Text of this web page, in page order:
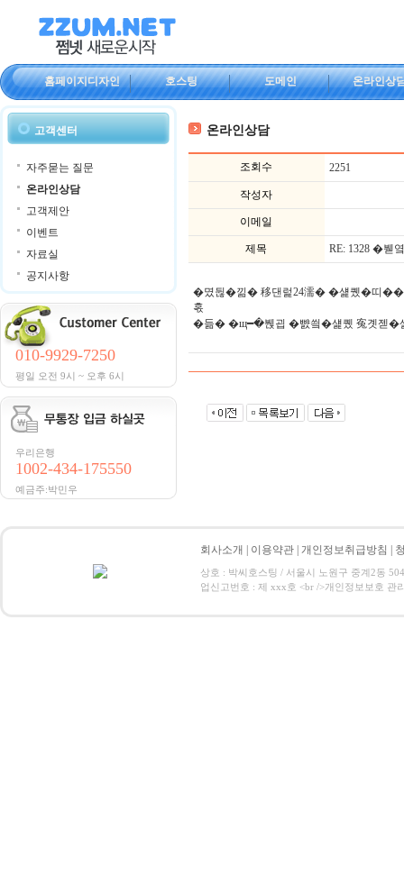
홈페이지디자인 호스팅 도메인 온라인상
고객센터
자주묻는 질문
온라인상담
고객제안
이벤트
자료실
공지사항
010-9929-7250
평일 오전 9시 ~ 오후 6시
우리은행
1002-434-175550
예금주:박민우
온라인상담
조회수 2251
작성자
이메일
제목 RE: 1328 �
�몄뒪�낆� 移댄럹24濡� �섍퀬�띠
혻
�듦� �щ━�붽굅 �뺤씤�섍퀬 寃곗젣�
회사소개 이용약관 개인정보취급방침
상호 : 박씨호스팅 / 서울시 노원구 중계2동
업신고번호 : 제 xxx호 <br />개인정보보호 관